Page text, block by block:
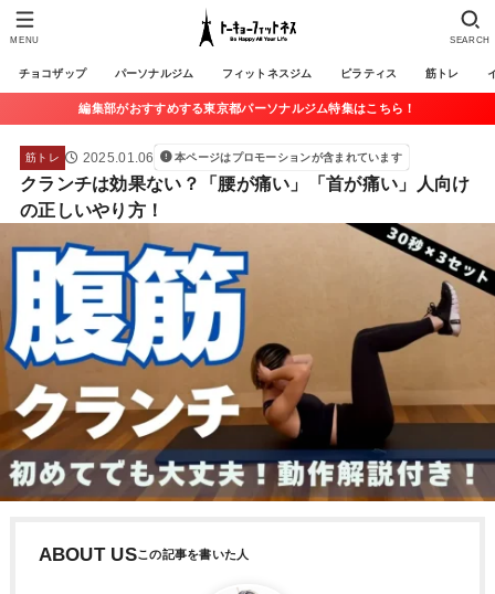
チョコザップ パーソナルジム フィットネスジム ピラティス 筋トレ
SEARCH
MENU
編集部がおすすめする東京都パーソナルジム特集はこちら！
筋トレ 2025.01.06 本ページはプロモーションが含まれています
クランチは効果ない？「腰が痛い」「首が痛い」人向け
の正しいやり方！
ABOUT US